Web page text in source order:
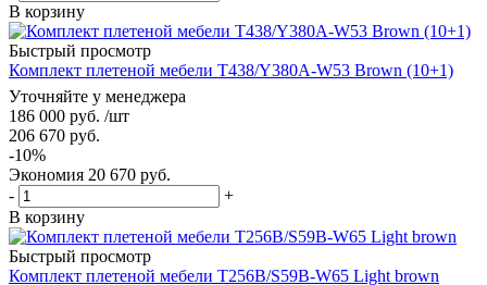
В корзину
Быстрый просмотр
Комплект плетеной мебели T438/Y380A-W53 Brown (10+1)
Уточняйте у менеджера
186 000 руб. /шт
206 670 руб.
-10%
Экономия 20 670 руб.
-
+
В корзину
Быстрый просмотр
Комплект плетеной мебели T256B/S59B-W65 Light brown